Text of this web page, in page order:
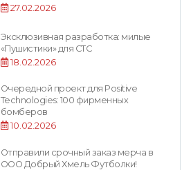
27.02.2026
Эксклюзивная разработка: милые
«Пушистики» для СТС
18.02.2026
Очередной проект для Positive
Technologies: 100 фирменных
бомберов
10.02.2026
Отправили срочный заказ мерча в
ООО Добрый Хмель Футболки!